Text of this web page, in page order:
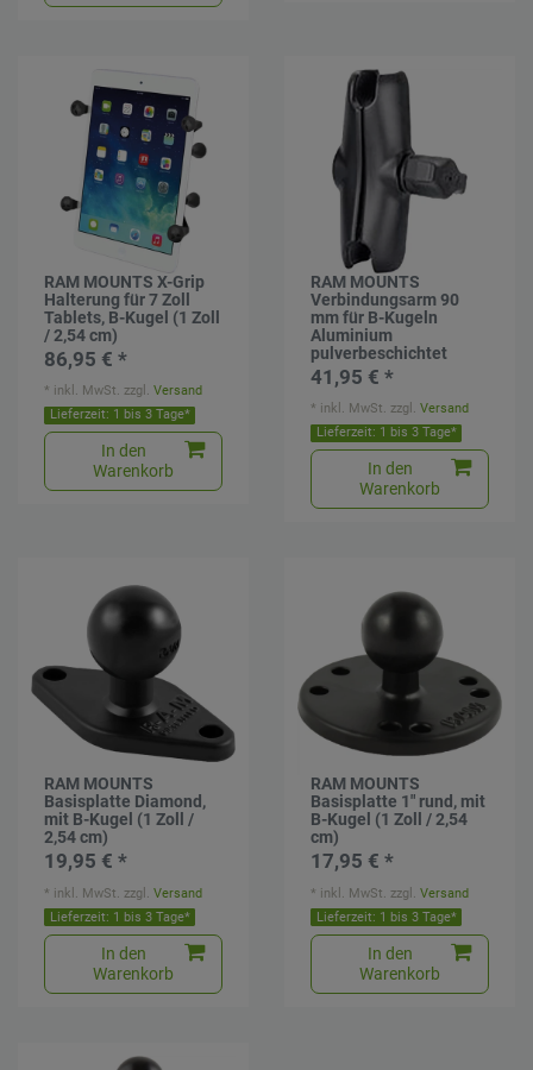
RAM MOUNTS X-Grip
Halterung für 7 Zoll
Tablets, B-Kugel (1 Zoll
/ 2,54 cm)
86,95 € *
Lieferzeit: 1 bis 3 Tage*
In den
Warenkorb
* inkl. MwSt. zzgl.Versand
RAM MOUNTS
Verbindungsarm 90
mm für B-Kugeln
Aluminium
pulverbeschichtet
41,95 € *
Lieferzeit: 1 bis 3 Tage*
In den
Warenkorb
* inkl. MwSt. zzgl.Versand
RAM MOUNTS
Basisplatte Diamond,
mit B-Kugel (1 Zoll /
2,54 cm)
19,95 € *
Lieferzeit: 1 bis 3 Tage*
In den
Warenkorb
* inkl. MwSt. zzgl.Versand
RAM MOUNTS
Basisplatte 1" rund, mit
B-Kugel (1 Zoll / 2,54
cm)
17,95 € *
Lieferzeit: 1 bis 3 Tage*
In den
Warenkorb
* inkl. MwSt. zzgl.Versand